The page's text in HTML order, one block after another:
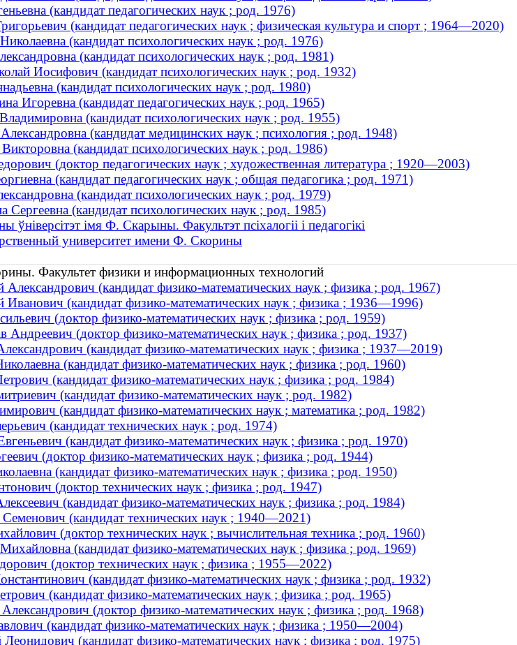
(кандидат педагогических наук ; род. 1976)
(кандидат педагогических наук ; физическая культура и спорт ; 1964—2020)
(кандидат психологических наук ; род. 1976)
(кандидат психологических наук ; род. 1981)
Иосифович (кандидат психологических наук ; род. 1932)
(кандидат психологических наук ; род. 1980)
Игоревна (кандидат педагогических наук ; род. 1965)
(кандидат психологических наук ; род. 1955)
(кандидат медицинских наук ; психология ; род. 1948)
(кандидат психологических наук ; род. 1986)
(доктор педагогических наук ; художественная литература ; 1920—2003)
(кандидат педагогических наук ; общая педагогика ; род. 1971)
(кандидат психологических наук ; род. 1979)
Сергеевна (кандидат психологических наук ; род. 1985)
ўніверсітэт імя Ф. Скарыны. Факультэт псіхалогіі і педагогікі
университет имени Ф. Скорины
Факультет физики и информационных технологий
(кандидат физико-математических наук ; физика ; род. 1967)
(кандидат физико-математических наук ; физика ; 1936—1996)
(доктор физико-математических наук ; физика ; род. 1959)
Андреевич (доктор физико-математических наук ; физика ; род. 1937)
(кандидат физико-математических наук ; физика ; 1937—2019)
(кандидат физико-математических наук ; физика ; род. 1960)
(кандидат физико-математических наук ; физика ; род. 1984)
(кандидат физико-математических наук ; род. 1982)
(кандидат физико-математических наук ; математика ; род. 1982)
(кандидат технических наук ; род. 1974)
(кандидат физико-математических наук ; физика ; род. 1970)
(доктор физико-математических наук ; физика ; род. 1944)
(кандидат физико-математических наук ; физика ; род. 1950)
(доктор технических наук ; физика ; род. 1947)
(кандидат физико-математических наук ; физика ; род. 1984)
(кандидат технических наук ; 1940—2021)
(доктор технических наук ; вычислительная техника ; род. 1960)
(кандидат физико-математических наук ; физика ; род. 1969)
(доктор технических наук ; физика ; 1955—2022)
(кандидат физико-математических наук ; физика ; род. 1932)
(кандидат физико-математических наук ; физика ; род. 1965)
(доктор физико-математических наук ; физика ; род. 1968)
(кандидат физико-математических наук ; физика ; 1950—2004)
(кандидат физико-математических наук ; физика ; род. 1975)